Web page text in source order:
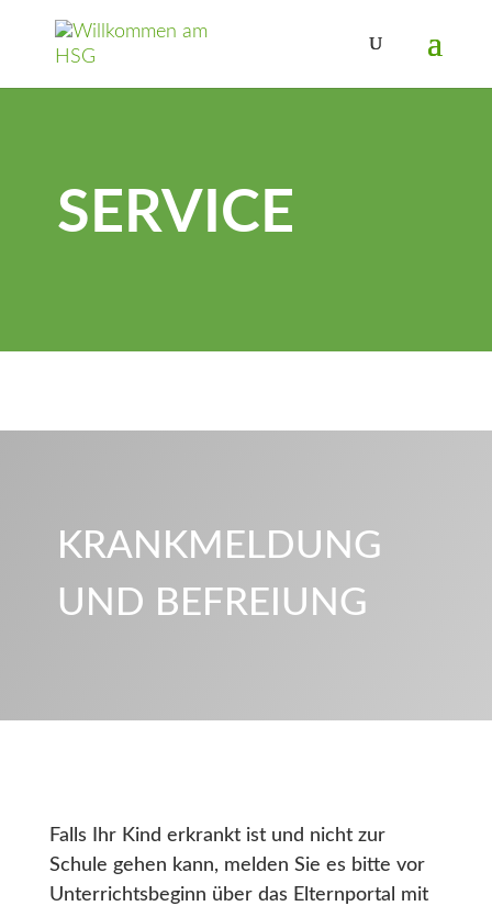
SERVICE
KRANKMELDUNG
UND BEFREIUNG
Falls Ihr Kind erkrankt ist und nicht zur
Schule gehen kann, melden Sie es bitte vor
Unterrichtsbeginn über das Elternportal mit